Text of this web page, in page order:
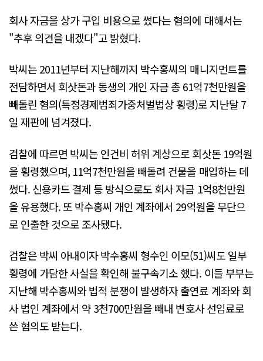
회사 자금을 상가 구입 비용으로 썼다는 혐의에 대해서는
"추후 의견을 내겠다"고 밝혔다.
박씨는 2011년부터 지난해까지 박수홍씨의 매니지먼트를
전담하면서 회삿돈과 동생의 개인 자금 총 61억7천만원을
빼돌린 혐의(특정경제범죄가중처벌법상 횡령)로 지난달 7
일 재판에 넘겨졌다.
검찰에 따르면 박씨는 인건비 허위 계상으로 회삿돈 19억원
을 횡령했으며, 11억7천만원을 빼돌려 건물을 매입하는 데
썼다. 신용카드 결제 등 방식으로도 회사 자금 1억8천만원
을 유용했다. 또 박수홍씨 개인 계좌에서 29억원을 무단으
로 인출한 것으로 조사됐다.
검찰은 박씨 아내이자 박수홍씨 형수인 이모(51)씨도 일부
횡령에 가담한 사실을 확인해 불구속기소 했다. 이들 부부는
지난해 박수홍씨와 법적 분쟁이 발생하자 출연료 계좌와 회
사 법인 계좌에서 약 3천700만원을 빼내 변호사 선임료로
쓴 혐의도 받는다.